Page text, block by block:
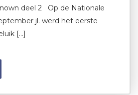
deel 2 Op de Nationale
jl. werd het eerste
[…]